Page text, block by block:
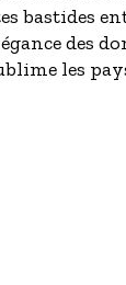
bastides
des
les
Trévaresse,